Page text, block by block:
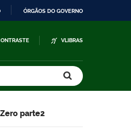
ÓRGÃOS DO GOVERNO
VLIBRAS
parte2